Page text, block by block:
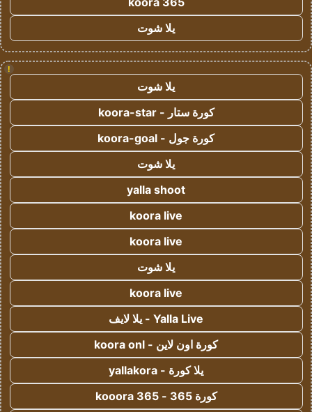
يلا شوت
!
يلا شوت
كورة ستار - koora-star
كورة جول - koora-goal
يلا شوت
yalla shoot
koora live
koora live
يلا شوت
koora live
Yalla Live - يلا لايف
كورة اون لاين - koora onl
يلا كورة - yallakora
كورة 365 - kooora 365